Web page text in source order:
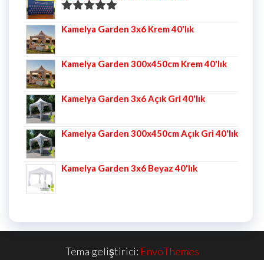
5.00oy aldı
Kamelya Garden 3x6 Krem 40'lık
Kamelya Garden 300x450cm Krem 40'lık
Kamelya Garden 3x6 Açık Gri 40'lık
Kamelya Garden 300x450cm Açık Gri 40'lık
Kamelya Garden 3x6 Beyaz 40'lık
Tema geliştirici: EnvoThemes